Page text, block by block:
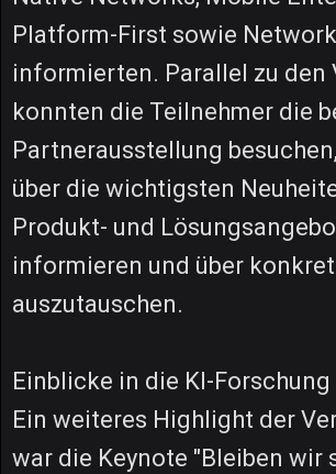
Platform-First sowie
informierten. Parallel zu den
konnten die Teilnehmer die
Partnerausstellung
über die wichtigsten
Produkt- und
informieren und über
auszutauschen.
Einblicke in die KI-Forschung
Ein weiteres Highlight der
war die Keynote "Bleiben wir